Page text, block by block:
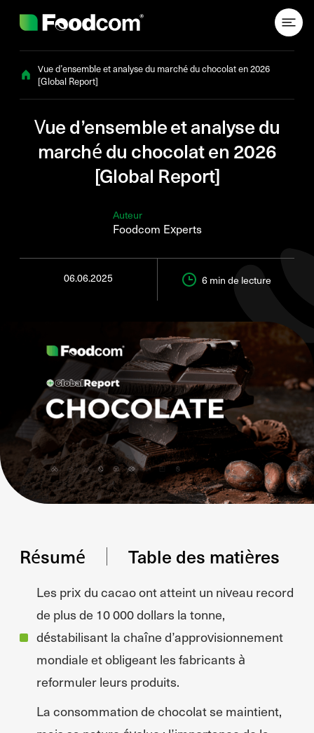
Vue d’ensemble et analyse du marché du chocolat en 2026
[Global Report]
Vue d’ensemble et analyse du
marché du chocolat en 2026
[Global Report]
Auteur
Foodcom Experts
06.06.2025 6 min de lecture
Résumé Table des matières
Les prix du cacao ont atteint un niveau record
de plus de 10 000 dollars la tonne,
déstabilisant la chaîne d’approvisionnement
mondiale et obligeant les fabricants à
reformuler leurs produits.
La consommation de chocolat se maintient,